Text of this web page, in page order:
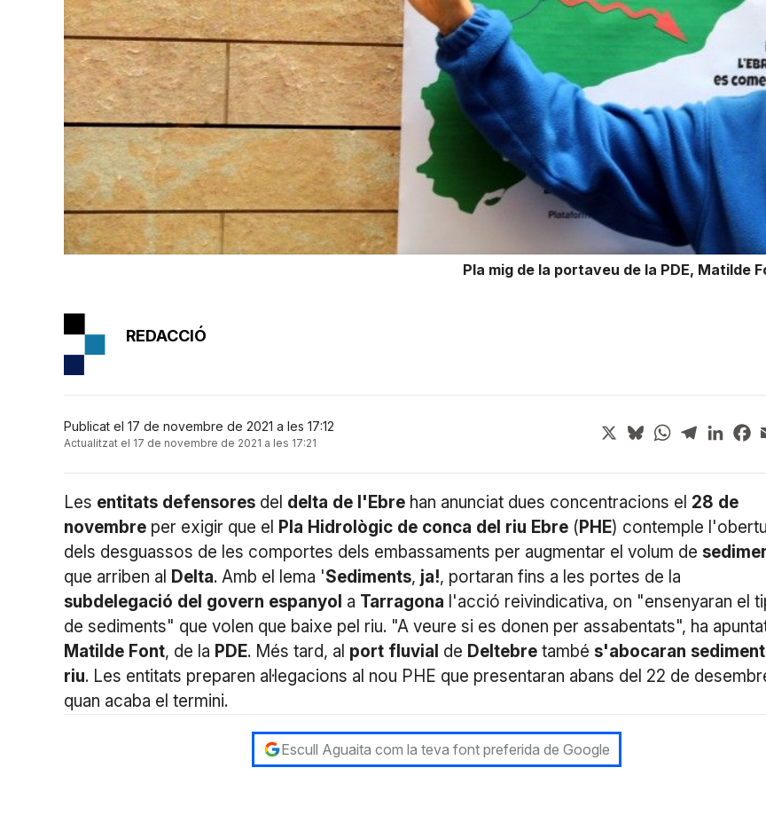
Pla mig de la portaveu de la PDE, Matilde
REDACCIÓ
Publicat el 17 de novembre de 2021 a les 17:12
Actualitzat el 17 de novembre de 2021 a les 17:21
X BlueskyWhatsApp
Telegram
Les entitats defensores del delta de l'Ebre han anunciat dues concentracions el 28 de
novembre per exigir que el Pla Hidrològic de conca del riu Ebre (PHE) contemple
dels desguassos de les comportes dels embassaments per augmentar el volum de
que arriben al Delta. Amb el lema 'Sediments, ja!, portaran fins a les portes de la
subdelegació del govern espanyol a Tarragona l'acció reivindicativa, on "ensenyaran el
de sediments" que volen que baixe pel riu. "A veure si es donen per assabentats", ha
Matilde Font, de la PDE. Més tard, al port fluvial de Deltebre també s'abocaran
riu. Les entitats preparen al·legacions al nou PHE que presentaran abans del 22 de
quan acaba el termini.
Escull Aguaita com la teva font preferida de Google